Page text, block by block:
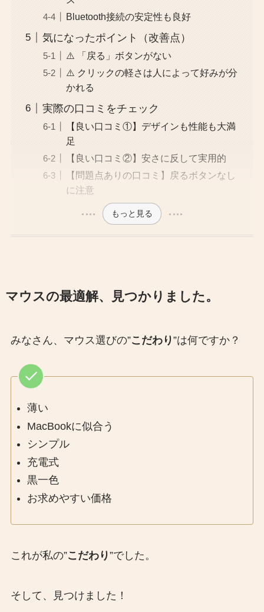
Bluetooth接続の安定性も良好
気になったポイント（改善点）
⚠️ 「戻る」ボタンがない
⚠️ クリックの軽さは人によって好みが分
かれる
実際の口コミをチェック
【良い口コミ①】デザインも性能も大満
足
【良い口コミ②】安さに反して実用的
【問題点ありの口コミ】戻るボタンなし
に注意
もっと見る
マウスの最適解、見つかりました。
みなさん、マウス選びの”こだわり”は何ですか？
薄い
MacBookに似合う
シンプル
充電式
黒一色
お求めやすい価格
これが私の”こだわり”でした。
そして、見つけました！